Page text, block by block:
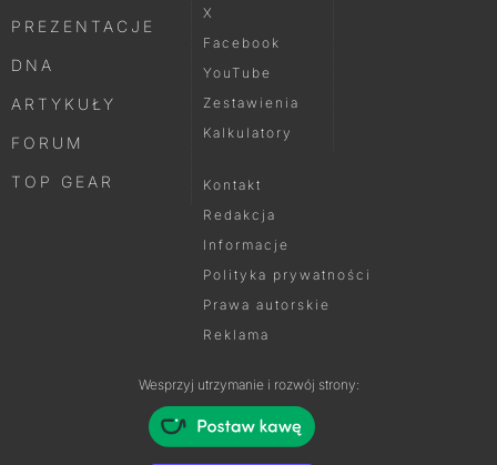
PREZENTACJE
DNA
ARTYKUŁY
FORUM
TOP GEAR
X
Facebook
YouTube
Zestawienia
Kalkulatory
Kontakt
Redakcja
Informacje
Polityka prywatności
Prawa autorskie
Reklama
Wesprzyj utrzymanie i rozwój strony: